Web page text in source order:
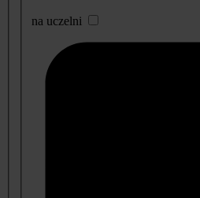
na uczelni